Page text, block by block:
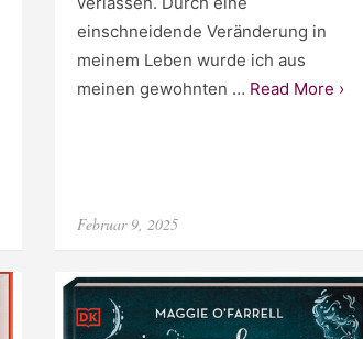
einschneidende Veränderung in
meinem Leben wurde ich aus
meinen gewohnten … Read More ›
Posted
Februar 9, 2025